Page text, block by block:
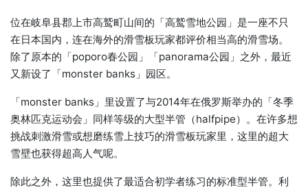
位在岐阜县郡上市高鹫町山间的「高鹫雪地公园」是一座不只
在日本国内，连在海外的滑雪板玩家都评价相当高的滑雪场。
除了原本的「poporo春公园」「panorama公园」之外，最近
又新设了「monster banks」园区。
「monster banks」里设置了与2014年在俄罗斯举办的「冬季
奥林匹克运动会」同样等级的大型半管（halfpipe）。在许多想
挑战刺激滑雪或想磨练雪上技巧的滑雪板玩家里，这里的超大
雪壁也获得超高人气呢。
除此之外，这里也提供了最适合初学者练习的标准型半管。利